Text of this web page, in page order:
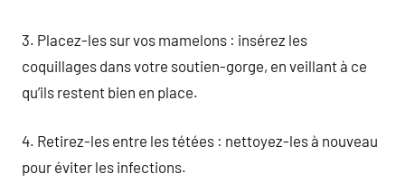
3. Placez-les sur vos mamelons : insérez les
coquillages dans votre soutien-gorge, en veillant à ce
qu’ils restent bien en place.
4. Retirez-les entre les tétées : nettoyez-les à nouveau
pour éviter les infections.